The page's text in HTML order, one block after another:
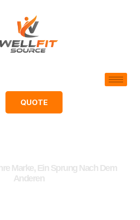
QUOTE
Marke, Ein Sprung Nach Dem
Anderen